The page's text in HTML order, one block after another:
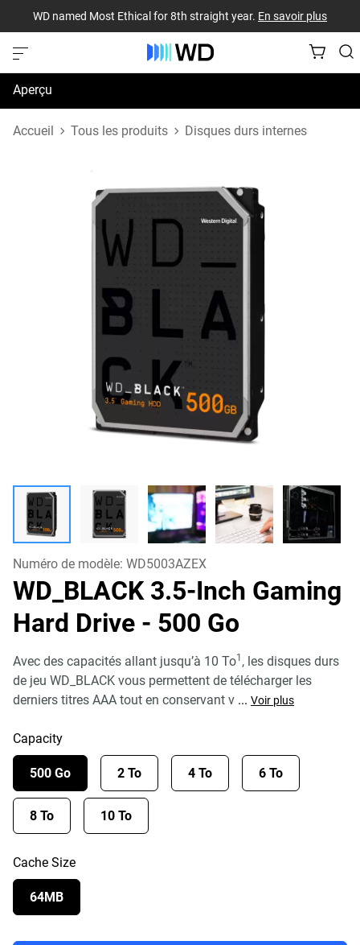
WD named Most Ethical for 8th straight year. En savoir plus
Aperçu
Caractéristiques techniques
Accueil Tous les produits Disques durs internes
Numéro de modèle: WD5003AZEX
WD_BLACK 3.5-Inch Gaming
Hard Drive - 500 Go
Avec des capacités allant jusqu’à 10 To1 , les disques durs
de jeu WD_BLACK vous permettent de télécharger les
derniers titres AAA tout en conservant v ... Voir plus
Capacity
500 Go 2 To 4 To 6 To
8 To 10 To
Cache Size
64MB